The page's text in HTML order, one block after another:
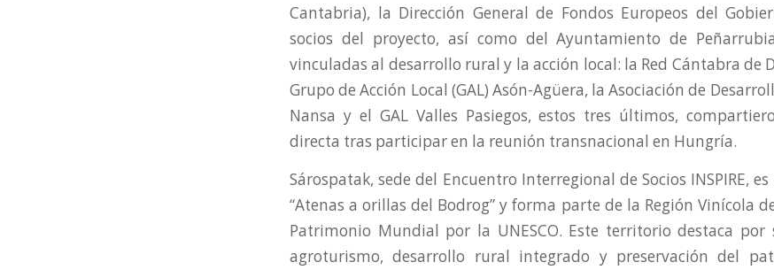
Cantabria), la Dirección General de Fondos Europeos del
socios del proyecto, así como del Ayuntamiento de
vinculadas al desarrollo rural y la acción local: la Red Cántabra de
Grupo de Acción Local (GAL) Asón-Agüera, la Asociación de
Nansa y el GAL Valles Pasiegos, estos tres últimos,
directa tras participar en la reunión transnacional en Hungría.
Sárospatak, sede del Encuentro Interregional de Socios INSPIRE,
“Atenas a orillas del Bodrog” y forma parte de la Región Vinícola
Patrimonio Mundial por la UNESCO. Este territorio destaca por
agroturismo, desarrollo rural integrado y preservación del